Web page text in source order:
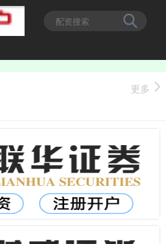
更多